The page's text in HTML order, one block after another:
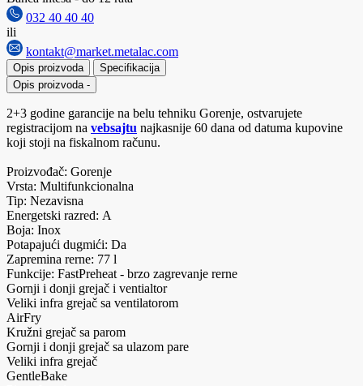
032 40 40 40
ili
kontakt@market.metalac.com
Opis proizvoda
Specifikacija
Opis proizvoda -
2+3 godine garancije na belu tehniku Gorenje, ostvarujete
registracijom na vebsajtu najkasnije 60 dana od datuma kupovine
koji stoji na fiskalnom računu.
Proizvođač: Gorenje
Vrsta: Multifunkcionalna
Tip: Nezavisna
Energetski razred: A
Boja: Inox
Potapajući dugmići: Da
Zapremina rerne: 77 l
Funkcije: FastPreheat - brzo zagrevanje rerne
Gornji i donji grejač i ventialtor
Veliki infra grejač sa ventilatorom
AirFry
Kružni grejač sa parom
Gornji i donji grejač sa ulazom pare
Veliki infra grejač
GentleBake